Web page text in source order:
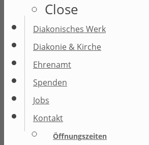
Close
Diakonisches Werk
Diakonie & Kirche
Ehrenamt
Spenden
Jobs
Kontakt
Öffnungszeiten